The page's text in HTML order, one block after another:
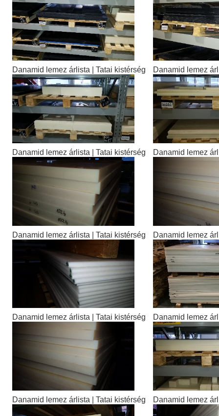
Danamid lemez árlista | Tatai kistérség Danamid lemez
Danamid lemez árlista | Tatai kistérség Danamid lemez
Danamid lemez árlista | Tatai kistérség Danamid lemez
Danamid lemez árlista | Tatai kistérség Danamid lemez
Danamid lemez árlista | Tatai kistérség Danamid lemez